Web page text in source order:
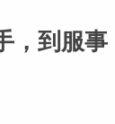
，到服事